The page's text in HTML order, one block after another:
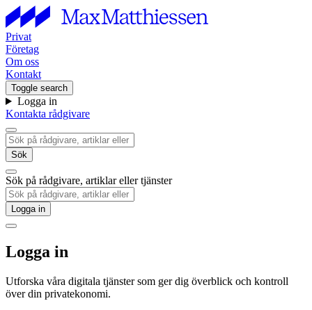
Privat
Företag
Om oss
Kontakt
Toggle search
Logga in
Kontakta rådgivare
Sök
Sök på rådgivare, artiklar eller tjänster
Logga in
Logga in
Utforska våra digitala tjänster som ger dig överblick och kontroll
över din privatekonomi.